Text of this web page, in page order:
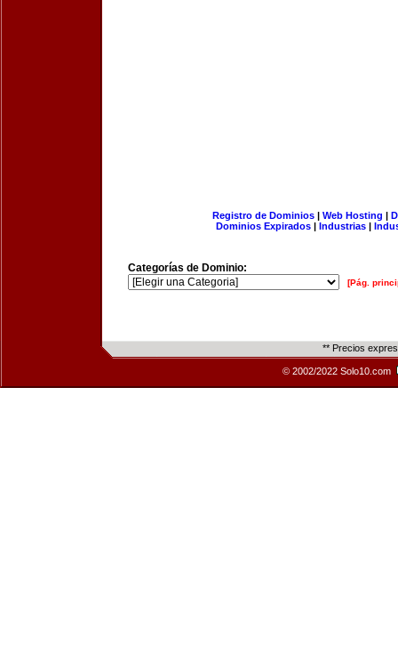
Registro de Dominios| Web Hosting |
Dominios Expirados | Industrias |
Categorías de Dominio:
[Pág.
** Precios
© 2002/2022 Solo10.com